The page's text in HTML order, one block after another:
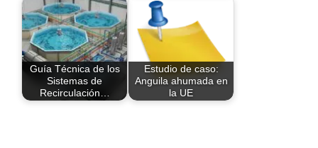
Guía Técnica de los
Sistemas de
Recirculación…
Estudio de caso:
Anguila ahumada en
la UE